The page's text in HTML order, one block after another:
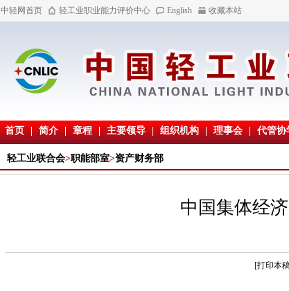
中轻网首页 轻工业职业能力评价中心 English 收藏本站
首页 | 简介 | 章程 | 主要领导 | 组织机构 | 理事会 | 代管协
轻工业联合会>职能部室>资产财务部
中国集体经
[打印本